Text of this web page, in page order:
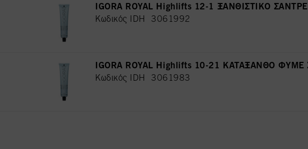
IGORA ROYAL Highlifts 12-1 ΞΑΝΘΙΣΤΙΚΟ ΣΑΝΤΡΕ
Κωδικός IDH 3061992
IGORA ROYAL Highlifts 10-21 ΚΑΤΑΞΑΝΘΟ ΦΥΜΕ
Κωδικός IDH 3061983